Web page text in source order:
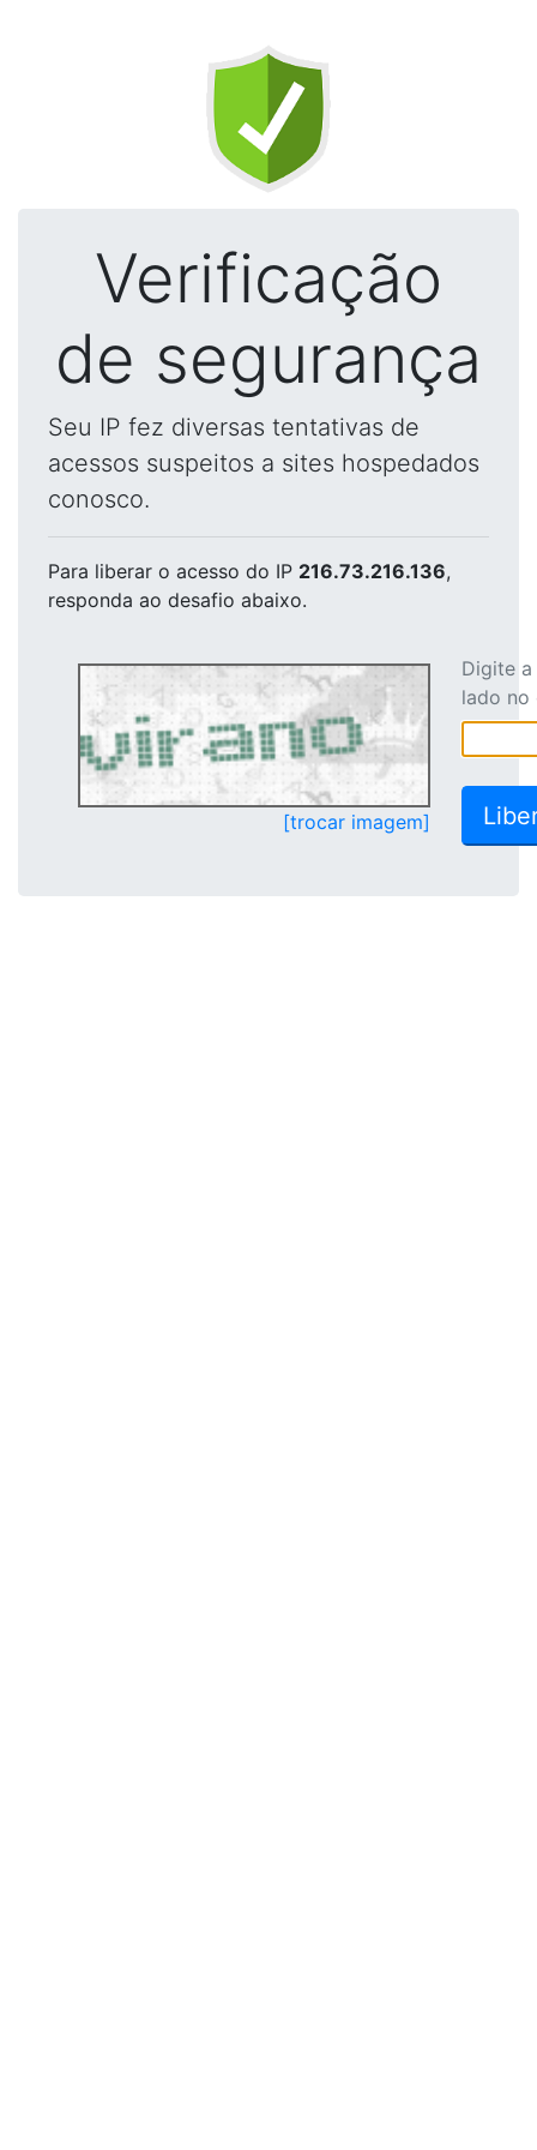
Verificação
de segurança
Seu IP fez diversas tentativas de
acessos suspeitos a sites hospedados
conosco.
Para liberar o acesso do IP 216.73.216.136,
responda ao desafio abaixo.
[trocar imagem]
Digite
lado no